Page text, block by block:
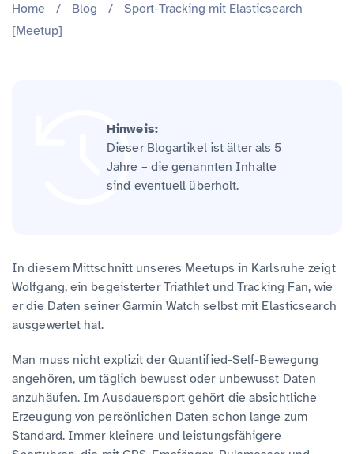
Home / Blog /
Sport-Tracking mit Elasticsearch
[Meetup]
Hinweis:
Dieser Blogartikel ist älter als 5
Jahre – die genannten Inhalte
sind eventuell überholt.
In diesem Mittschnitt unseres Meetups in Karlsruhe zeigt
Wolfgang, ein begeisterter Triathlet und Tracking Fan, wie
er die Daten seiner Garmin Watch selbst mit Elasticsearch
ausgewertet hat.
Man muss nicht explizit der Quantified-Self-Bewegung
angehören, um täglich bewusst oder unbewusst Daten
anzuhäufen. Im Ausdauersport gehört die absichtliche
Erzeugung von persönlichen Daten schon lange zum
Standard. Immer kleinere und leistungsfähigere